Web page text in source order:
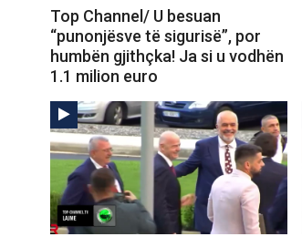
Top Channel/ U besuan
“punonjësve të sigurisë”, por
humbën gjithçka! Ja si u vodhën
1.1 milion euro